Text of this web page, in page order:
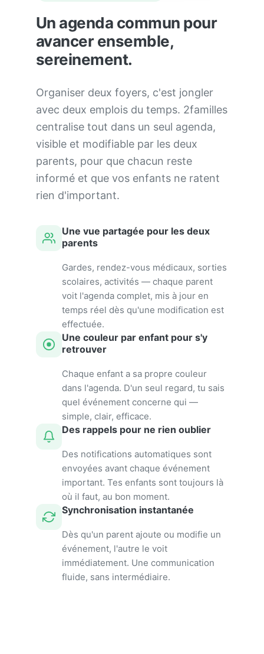
Un agenda commun pour
avancer ensemble,
sereinement.
Organiser deux foyers, c'est jongler
avec deux emplois du temps. 2familles
centralise tout dans un seul agenda,
visible et modifiable par les deux
parents, pour que chacun reste
informé et que vos enfants ne ratent
rien d'important.
Une vue partagée pour les deux
parents
Gardes, rendez-vous médicaux, sorties
scolaires, activités — chaque parent
voit l'agenda complet, mis à jour en
temps réel dès qu'une modification est
effectuée.
Une couleur par enfant pour s'y
retrouver
Chaque enfant a sa propre couleur
dans l'agenda. D'un seul regard, tu sais
quel événement concerne qui —
simple, clair, efficace.
Des rappels pour ne rien oublier
Des notifications automatiques sont
envoyées avant chaque événement
important. Tes enfants sont toujours là
où il faut, au bon moment.
Synchronisation instantanée
Dès qu'un parent ajoute ou modifie un
événement, l'autre le voit
immédiatement. Une communication
fluide, sans intermédiaire.